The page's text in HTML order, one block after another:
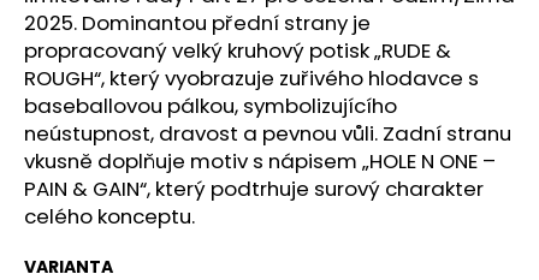
2025. Dominantou přední strany je
propracovaný velký kruhový potisk „RUDE &
ROUGH“, který vyobrazuje zuřivého hlodavce s
baseballovou pálkou, symbolizujícího
neústupnost, dravost a pevnou vůli. Zadní stranu
vkusně doplňuje motiv s nápisem „HOLE N ONE –
PAIN & GAIN“, který podtrhuje surový charakter
celého konceptu.
VARIANTA
p
o
r
u
č
u
j
e
m
e